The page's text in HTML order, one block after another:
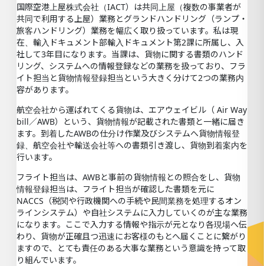
国際空港上屋株式会社（IACT）は共同上屋（複数の事業者が
共同で利用する上屋）業務とグランドハンドリング（ランプ・
旅客ハンドリング）業務を幅広く取り扱っています。私は現
在、輸入ドキュメント部輸入ドキュメント第2課に所属し、入
社して3年目になります。当課は、貨物に関する書類のハンド
リング、システムへの情報登録などの業務を扱っており、フラ
イト担当と貨物情報登録担当という大きく分けて2つの業務内
容があります。
航空会社から運ばれてくる貨物は、エアウェイビル（ Air Way
bill／AWB）という、貨物情報が記載された書類と一緒に届き
ます。到着したAWBの仕分け作業及びシステムへ貨物情報登
録、航空会社や輸送会社等への書類引き渡し、貨物到着案内を
行います。
フライト担当は、AWBと事前の貨物情報との照合をし、貨物
情報登録担当は、フライト担当が確認した書類を元に
NACCS（税関や行政機関への手続や民間業務を処理するオン
ラインシステム）や自社システムに入力していくのが主な業務
になります。ここで入力する情報や指示が元となり各現場へ伝
わり、貨物が正確且つ迅速にお客様のもとへ届くことに繋がり
ますので、とても責任のある大事な業務という意識を持って取
り組んでいます。